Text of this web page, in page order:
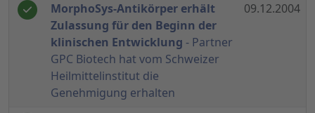
MorphoSys-Antikörper erhält
Zulassung für den Beginn der
klinischen Entwicklung - Partner
GPC Biotech hat vom Schweizer
Heilmittelinstitut die
Genehmigung erhalten
09.12.2004